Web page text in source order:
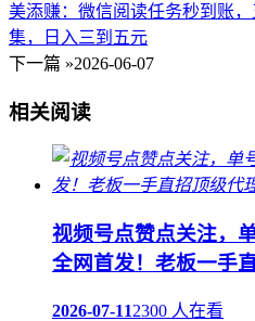
美添赚：微信阅读任务秒到账
集，日入三到五元
下一篇 »2026-06-07
相关阅读
视频号点赞点关注，
全网首发！老板一手
2026-07-112300 人在看